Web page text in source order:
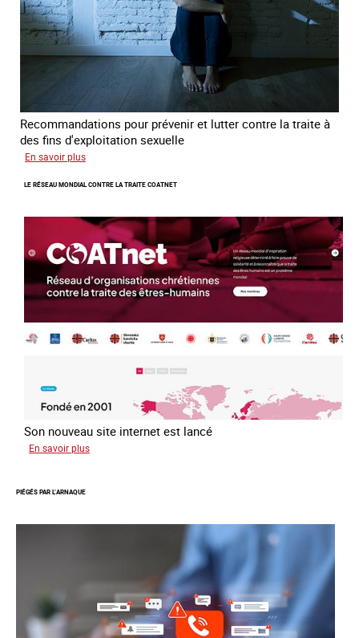
Recommandations pour prévenir et lutter contre la traite à
des fins d'exploitation sexuelle
En savoir plus
ans
la
du
13
avril
2016
LE RÉSEAU MONDIAL CONTRE LA TRAITE COATNET
Son nouveau site internet est lancé
En savoir plus
la
PIÉGÉS PAR L’ARNAQUE